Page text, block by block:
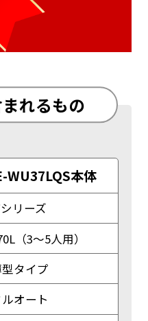
れるもの
WU37LQS本体
リーズ
（3〜5人用）
タイプ
オート